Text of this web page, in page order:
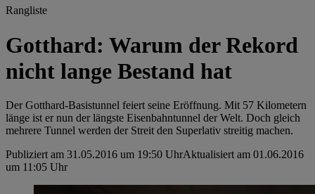
Rangliste
Gotthard: Warum der Rekord
nicht lange Bestand hat
Der Gotthard-Basistunnel feiert seine Eröffnung. Mit 57 Kilometern
länge ist er nun der längste Eisenbahntunnel der Welt. Doch gleich
mehrere Tunnel werden der Streit den Superlativ streitig machen.
Publiziert am 31.05.2016 um 19:50 UhrAktualisiert am 01.06.2016
um 11:05 Uhr